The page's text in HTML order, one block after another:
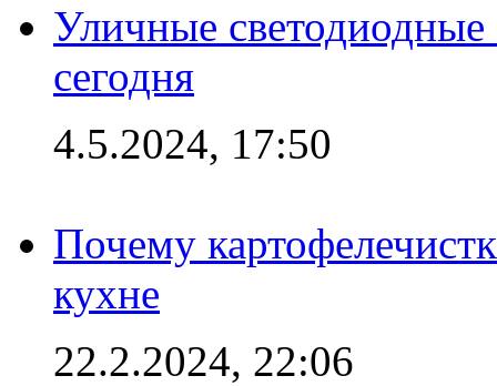
Уличные
сегодня
4.5.2024, 17:50
Почему
кухне
22.2.2024, 22:06